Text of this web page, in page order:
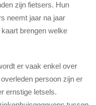
zijn fietsers. Hun
neemt jaar na jaar
brengen welke
er vaak enkel over
persoon zijn er
ernstige letsels.